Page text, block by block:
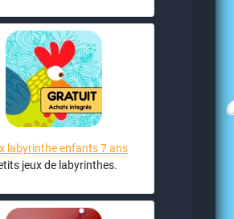
labyrinthe enfants 7 ans
jeux de labyrinthes.